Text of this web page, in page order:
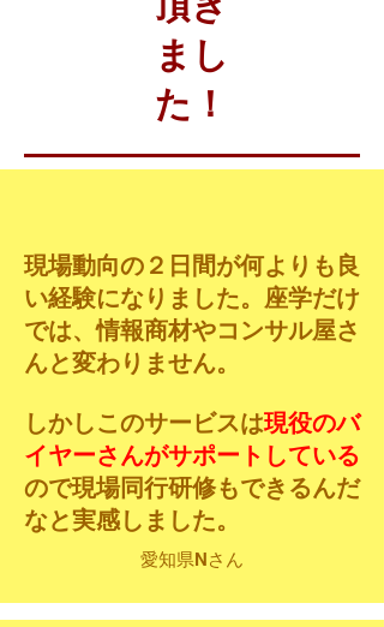
まし
た！
現場動向の２日間が何よりも良
い経験になりました。座学だけ
では、情報商材やコンサル屋さ
んと変わりません。
しかしこのサービスは現役のバ
イヤーさんがサポートしている
ので現場同行研修もできるんだ
なと実感しました。
愛知県Nさん